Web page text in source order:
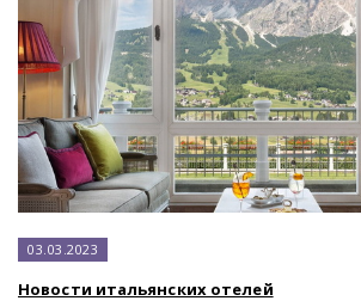
03.03.2023
Новости итальянских отелей